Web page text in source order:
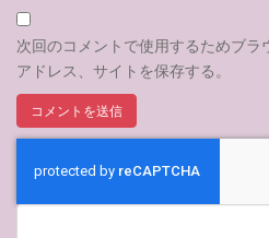
次回のコメントで使用するためブ
アドレス、サイトを保存する。